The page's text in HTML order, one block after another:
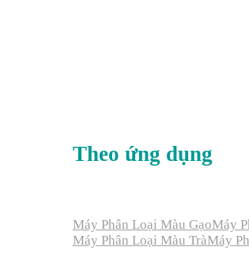
Theo ứng dụng
Máy Phân Loại Màu GạoMáy
Máy Phân Loại Màu TràMáy